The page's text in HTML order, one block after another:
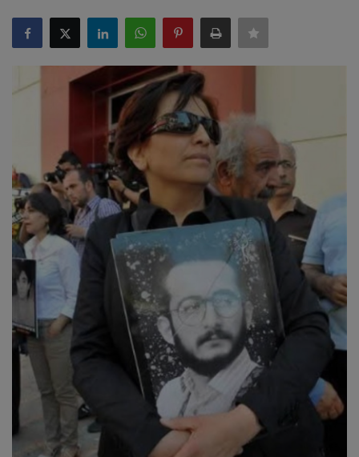
ULUSLARARASI
SAĞLIK VE YAŞAM TARZI
SEYAHAT
EĞİTİM
GALERİ
VİDEO